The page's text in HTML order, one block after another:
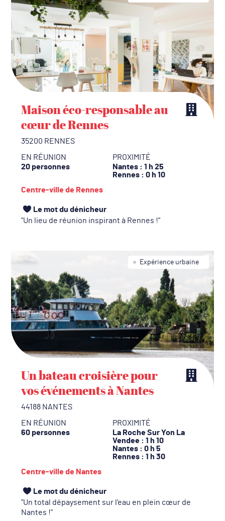
Maison éco-responsable au
cœur de Rennes
35200 RENNES
EN RÉUNION
20 personnes
PROXIMITÉ
Nantes : 1 h 25
Rennes : 0 h 10
Centre-ville de Rennes
Le mot du dénicheur
Un lieu de réunion inspirant à Rennes !
Expérience urbaine
Un bateau croisière pour
vos événements à Nantes
44188 NANTES
EN RÉUNION
60 personnes
PROXIMITÉ
La Roche Sur Yon La
Vendee : 1 h 10
Nantes : 0 h 5
Rennes : 1 h 30
Centre-ville de Nantes
Le mot du dénicheur
Un total dépaysement sur l’eau en plein cœur de
Nantes !